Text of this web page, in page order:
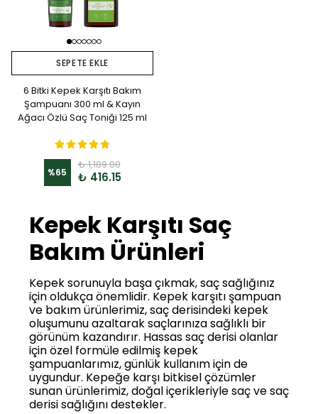
SEPETE EKLE
6 Bitki Kepek Karşıtı Bakım
Şampuanı 300 ml & Kayın
Ağacı Özlü Saç Toniği 125 ml
%65
₺ 1,189.00
₺ 416.15
Kepek Karşıtı Saç
Bakım Ürünleri
Kepek sorunuyla başa çıkmak, saç sağlığınız
için oldukça önemlidir. Kepek karşıtı şampuan
ve bakım ürünlerimiz, saç derisindeki kepek
oluşumunu azaltarak saçlarınıza sağlıklı bir
görünüm kazandırır. Hassas saç derisi olanlar
için özel formüle edilmiş kepek
şampuanlarımız, günlük kullanım için de
uygundur. Kepeğe karşı bitkisel çözümler
sunan ürünlerimiz, doğal içerikleriyle saç ve saç
derisi sağlığını destekler.